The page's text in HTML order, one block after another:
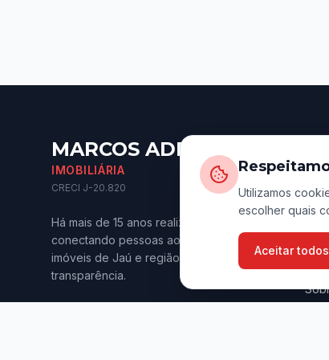
MARCOS ADRIANO
IMOBILIÁRIA
CRECI J-20.820
Há mais de 15 anos realizando sonhos e
conectando pessoas aos melhores
imóveis de Jaú e região. Confiança e
transparência.
Início
Utilizamos
escolher quais
Aceitar todos